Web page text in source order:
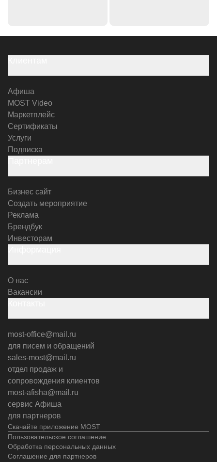
Скачайте приложение MOST
Афиша
MOST Video
Маркетплейс
Сертификаты
Услуги
Подписка
Бизнес сайт
Создать мероприятие
Реклама
Брендбук
Инвесторам
О нас
Вакансии
most-office@mail.ru
для писем и обращений
sales-most@mail.ru
отдел продаж и
сопровождения клиентов
most-afisha@mail.ru
сервис Афиша
для партнеров
Пользовательское соглашение
Обработка персональных данных
Соглашение для партнеров